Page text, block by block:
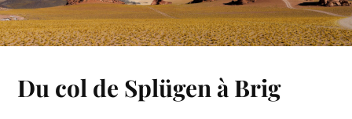
Du col de Splügen à Brig